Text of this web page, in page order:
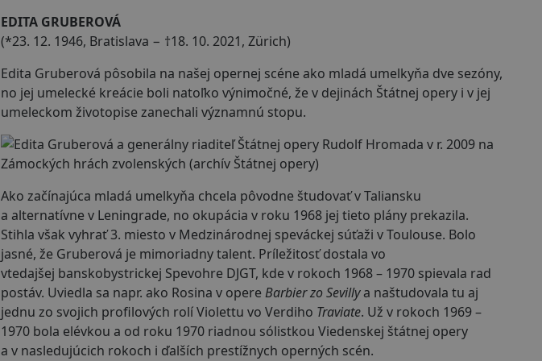
EDITA GRUBEROVÁ
(*23. 12. 1946, Bratislava − †18. 10. 2021, Zürich)
Edita Gruberová pôsobila na našej opernej scéne ako mladá umelkyňa dve sezóny,
no jej umelecké kreácie boli natoľko výnimočné, že v dejinách Štátnej opery i v jej
umeleckom životopise zanechali významnú stopu.
Ako začínajúca mladá umelkyňa chcela pôvodne študovať v Taliansku
a alternatívne v Leningrade, no okupácia v roku 1968 jej tieto plány prekazila.
Stihla však vyhrať 3. miesto v Medzinárodnej speváckej súťaži v Toulouse. Bolo
jasné, že Gruberová je mimoriadny talent. Príležitosť dostala vo
vtedajšej banskobystrickej Spevohre DJGT, kde v rokoch 1968 – 1970 spievala rad
postáv. Uviedla sa napr. ako Rosina v opere Barbier zo Sevillya naštudovala tu aj
jednu zo svojich profilových rolí Violettu vo Verdiho Traviate. Už v rokoch 1969 –
1970 bola elévkou a od roku 1970 riadnou sólistkou Viedenskej štátnej opery
a v nasledujúcich rokoch i ďalších prestížnych operných scén.